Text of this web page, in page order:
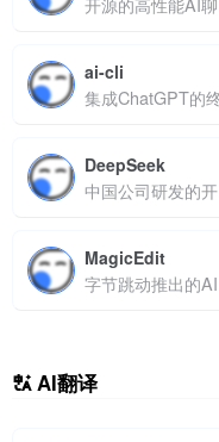
ai-cli
DeepSeek
MagicEdit
AI翻译